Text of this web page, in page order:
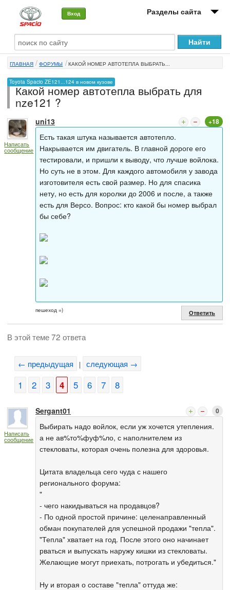
Вход Разделы сайта
О машине
Автоклуб
Форумы
Новости
ГЛАВНАЯ ФОРУМЫ КАКОЙ НОМЕР АВТОТЕПЛА ВЫБРАТЬ...
Toyota Spacio ZE121...124 в новом кузове
Какой номер автотепла выбрать для
nze121 ?
Написать
сообщение
uni13 +18
Есть такая штука называется автотепло.
Накрывается им двигатель. В главной дороге его
тестировали, и пришли к выводу, что лучше войлока.
Но суть не в этом. Для каждого автомобиля у завода
изготовителя есть свой размер. Но для спасика
нету, но есть для королки до 2006 и после, а также
есть для Версо. Вопрос: кто какой бы номер выбрал
бы себе?
пешеход =) Ответить
В этой теме 72 ответа
← предыдущая | следующая →
1 2 3 4 5 6 7 8
Написать
сообщение
Sergant01 0
Выбирать надо войлок, если уж хочется утепления.
а не ав%то%фуф%ло, с наполнителем из
стекловаты, которая очень полезна для здоровья.
Цитата владельца сего чуда с нашего
регионального форума:
"
- чего накидываться на продавцов?
- По одной простой причине: целенаправленный
обман покупателей для успешной продажи "тепла".
"Тепла" хватает на год. После этого оно начинает
рваться и выпускать наружу кишки из стекловаты.
Желающие могут приехать, потрогать и убедиться."
Ну и вторая о составе "тепла" оттуда же: